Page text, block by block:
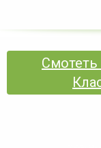
Смотеть